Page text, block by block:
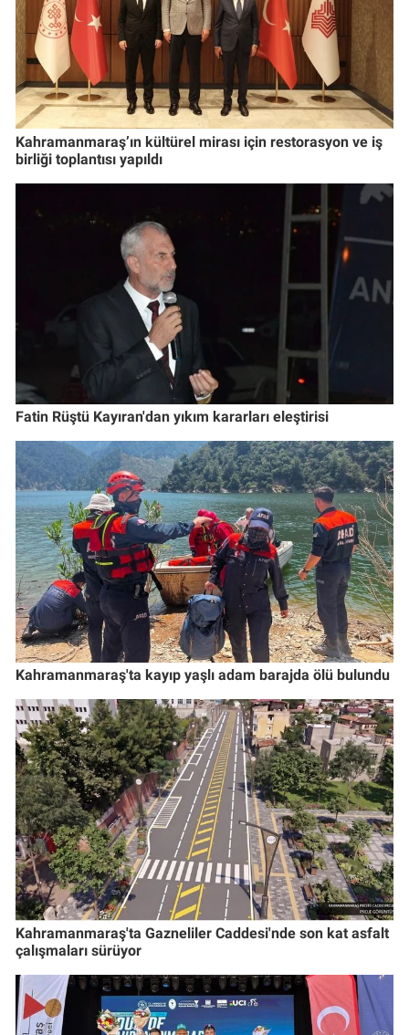
Kahramanmaraş’ın kültürel mirası için restorasyon ve iş
birliği toplantısı yapıldı
Fatin Rüştü Kayıran'dan yıkım kararları eleştirisi
Kahramanmaraş'ta kayıp yaşlı adam barajda ölü bulundu
Kahramanmaraş'ta Gazneliler Caddesi'nde son kat asfalt
çalışmaları sürüyor